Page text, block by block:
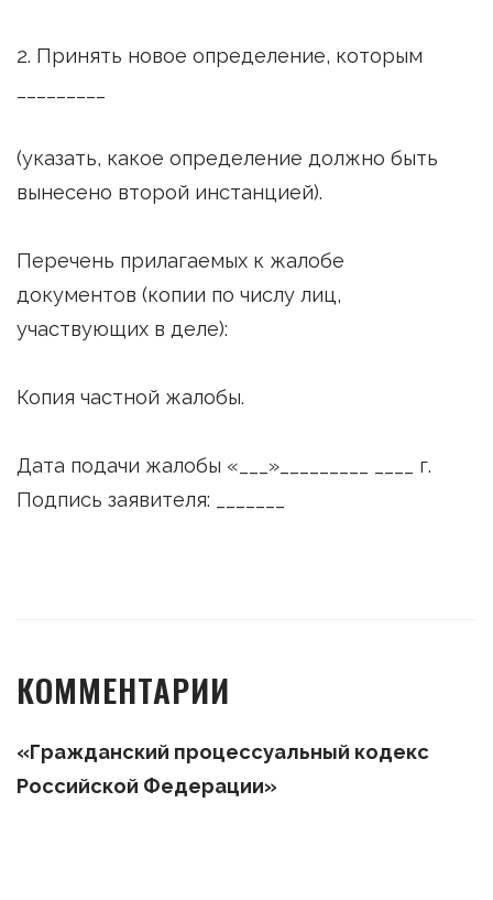
2. Принять новое определение, которым
(указать, какое определение должно быть
вынесено второй инстанцией).
Перечень прилагаемых к жалобе
документов (копии по числу лиц,
участвующих в деле):
Копия частной жалобы.
Дата подачи жалобы «___»_________ ____ г.
Подпись заявителя: _______
КОММЕНТАРИИ
«Гражданский процессуальный кодекс
Российской Федерации»